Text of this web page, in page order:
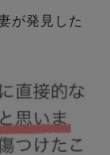
が発見した